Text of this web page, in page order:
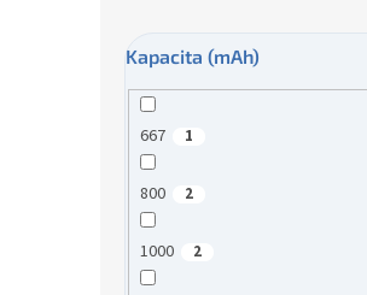
Kapacita (mAh)
667 1
800 2
1000 2